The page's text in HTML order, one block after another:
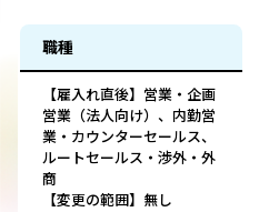
職種
【雇入れ直後】営業・企画
営業（法人向け）、内勤営
業・カウンターセールス、
ルートセールス・渉外・外
商
【変更の範囲】無し